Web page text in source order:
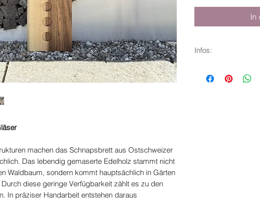
machen das Schnapsbrett aus Ostschweizer
Das lebendig gemaserte Edelholz stammt nicht
Waldbaum, sondern kommt hauptsächlich in Gärten
diese geringe Verfügbarkeit zählt es zu den
In präziser Handarbeit entstehen daraus
In
Infos:
Risse und Aeste